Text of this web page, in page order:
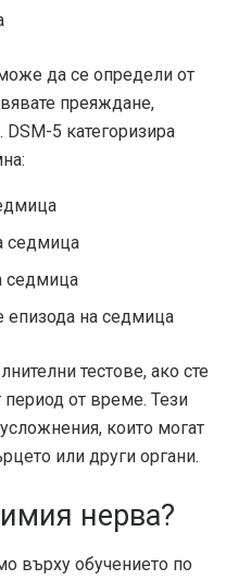
да се определи от
преяждане,
5 категоризира
седмица
седмица
епизода на седмица
тестове, ако сте
от време. Тези
които могат
или други органи.
нерва?
върху обучението по